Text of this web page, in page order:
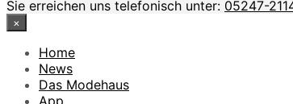
Sie erreichen uns telefonisch unter: 05247-
×
Home
News
Das Modehaus